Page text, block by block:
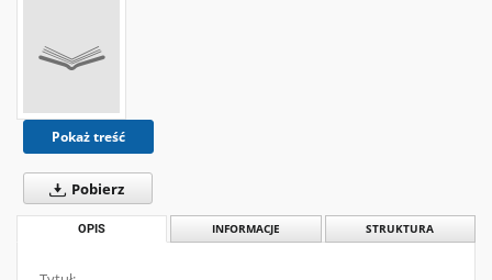
Pokaż treść
Pobierz
OPIS INFORMACJE STRUKTURA